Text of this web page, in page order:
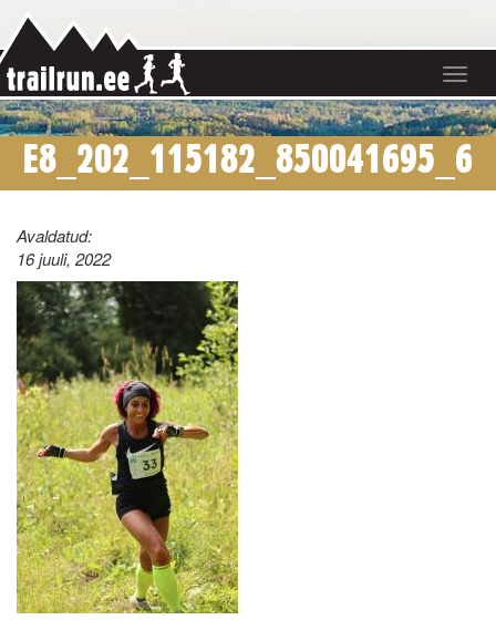
Toggle
E8_202_115182_850041695_6
Avaldatud:
16 juuli, 2022